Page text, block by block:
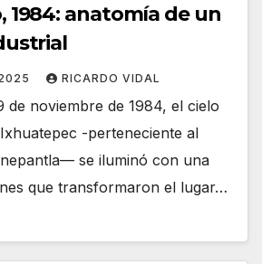
1984: anatomía de un
RICARDO VIDAL
de noviembre de 1984, el cielo
-perteneciente al
se iluminó con una
que transformaron el lugar…